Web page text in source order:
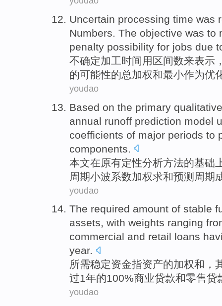
Uncertain processing time was
Numbers. The objective was to
penalty possibility for jobs due
不确定加工时间用 区间数来表示
的可能性的总加权和最小作为优
youdao
Based on the primary qualitative
annual runoff prediction model
coefficients of major periods to
components
本文在原有定性分析方法的基础
周期小波系数加权求和预测 周期
youdao
The required amount of stable
assets, with weights ranging
commercial and retail loans
year.
所需稳定资金指资产的加权和 ，
过1年的100%商业贷款和零售贷
youdao